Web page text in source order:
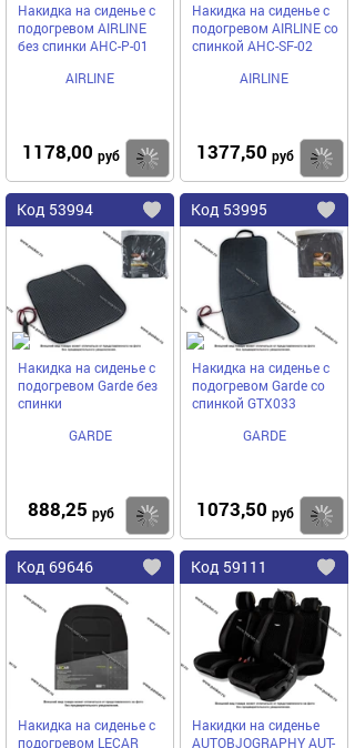
Накидка на сиденье с
подогревом AIRLINE
без спинки AHC-P-01
AIRLINE
1178,00 руб Купить
Накидка на сиденье с
подогревом AIRLINE со
спинкой AHC-SF-02
AIRLINE
1377,50 руб
Код 53994
Добавить
в
избранное
Накидка на сиденье с
подогревом Garde без
спинки
GARDE
888,25 руб Купить
Код 53995
в
Накидка на сиденье с
подогревом Garde со
спинкой GTX033
GARDE
1073,50 руб
Код 69646
Добавить
избранное
Накидка на сиденье с
подогревом LECAR
Код 59111
Накидки на сиденье
AUTOBJOGRAPHY AUT-